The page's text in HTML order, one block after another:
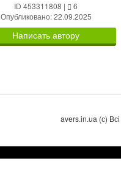
ID 453311808 |
6
Опубликовано: 22.09.2025
Написать автору
avers.in.ua (с)